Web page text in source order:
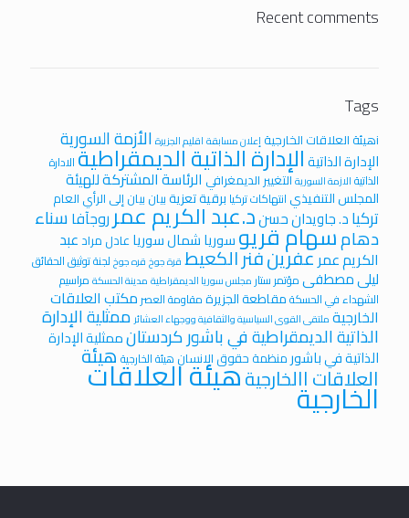
Recent comments
Tags
iهيئة العلاقات الخارجية إعلان مسابقة اقليم الجزيرة الأزمة السورية
الإدارة الذاتيةالإدارة الذاتية الديمقراطيةالادارة
الذاتية الازمة السوريةالتغيير الديمغرافي الرئاسة المشتركة للهيئة
المجلس التنفيذيانتهاكات تركيا برقية تعزيةبيان بيان إلى الرأي العام
تركياد. جاويدان حسند.عبد الكريم عمرروجآفاسناء
دهامسهام قريوسورياشمال سورياعادل مرادعبد
الكريم عمرعفرينفنر الكعيط قرة جوخ قره جوخ لجنة توثيق الحقائق
ليلى مصطفىمؤتمر ستار مجلس سوريا الديمقراطية مدينة الحسكة مراسيم
الشهداء في الحسكةمقاطعة الجزيرةمقاومة العصرمكتب العلاقات
الخارجية ملتقى القوى السياسية والثقافية ووجهاء العشائر ممثلية الإدارة
الذاتية الديمقراطية في باشور كردستانممثلية الإدارة
الذاتية في باشور منظمة حقوق الانسان هيئة الخارجية هيئة
العلاقات االخارجيةهيئة العلاقات الخارجية